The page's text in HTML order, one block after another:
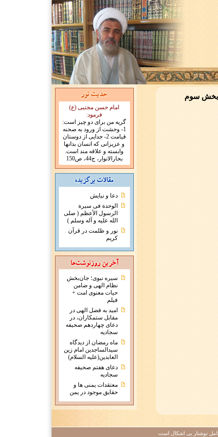
امام حسن مجتبی (ع)
فرمود:
گریه من برای دو چیز است:
1- وحشت از ورود به صحنه
قیامت 2- جدایی از دوستان
و عزیزانی که انسان بدانها
وابسته و علاقه مند است.
بحارالانوار، ج44، ص150
دعا و نیایش
الوحدة فی سیرة
الرسول الأعظم ( صلی
الله علیه و آله وسلم )
نور و ظلمت در قرآن
کریم
سیره نبوی؛ جان‌بخش
نظام الهی و ضامن
حیات معنوی امت +
فیلم
امید به فضل الهی در
مقابل ستمکاران، در
دعای چهاردهم صحیفه
سجادیه
ماه رمضان از دیدگاه
سیدالساجدین امام زین
العابدین(علیه السلام)
دعای هفتم صحیفه
سجادیه
معتقدات يمنی ها و
حقايق موجود در يمن
بخش سوم
کامل نوشتار بی اشکال است